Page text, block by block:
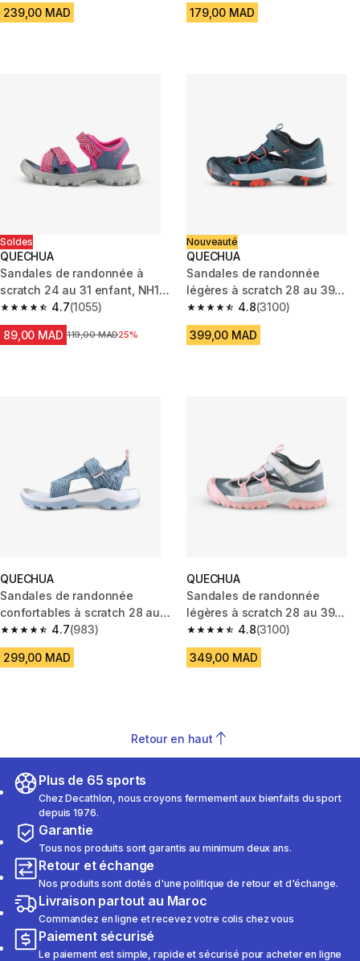
239,00 MAD 179,00 MAD
Soldes
QUECHUA
Sandales de randonnée à
scratch 24 au 31 enfant, NH100
bleu
4.7
4.7 out of 5 stars from 1055 reviews
(1055)
89,00 MAD Prix avant la réduction
119,00 MAD25%
Nouveauté
QUECHUA
Sandales de randonnée
légères à scratch 28 au 39
enfant, MH900 bleu
4.8
4.8 out of 5 stars from 3100
(3100)
399,00 MAD
QUECHUA
Sandales de randonnée
confortables à scratch 28 au
39 enfant, NH500 gris
4.7
4.7 out of 5 stars from 983 reviews
(983)
299,00 MAD
QUECHUA
Sandales de randonnée
légères à scratch 28 au 39
enfant, MH900 rose
4.8
4.8 out of 5 stars from 3100
(3100)
349,00 MAD
Retour en haut
Plus de 65 sports
Chez Decathlon, nous croyons fermement aux bienfaits du sport
depuis 1976.
Garantie
Tous nos produits sont garantis au minimum deux ans.
Retour et échange
Nos produits sont dotés d'une politique de retour et d'échange.
Livraison partout au Maroc
Commandez en ligne et recevez votre colis chez vous
Paiement sécurisé
Le paiement est simple, rapide et sécurisé pour acheter en ligne